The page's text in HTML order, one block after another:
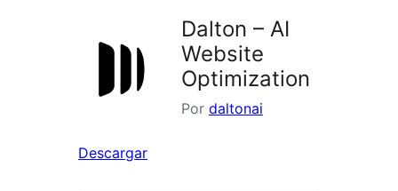
Dalton – AI
Website
Optimization
Por daltonai
Descargar